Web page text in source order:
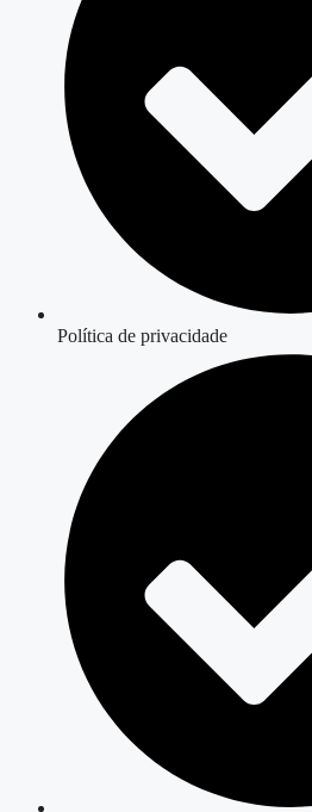
Política de privacidade